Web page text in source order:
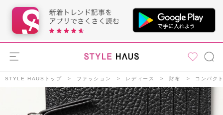
STYLE HAUSトップ ファッション レディース 財布 コンパク